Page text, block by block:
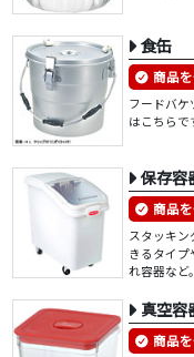
食缶
商品
フードバ
はこちらで
保存容
商品
スタッキ
きるタイ
れ容器など。
真空容
商品